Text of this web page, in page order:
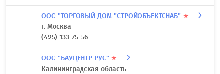
ООО "ТОРГОВЫЙ ДОМ "СТРОЙОБЪЕКТСНАБ" ★
г. Москва
(495) 133-75-56
ООО "БАУЦЕНТР РУС" ★
Калининградская область